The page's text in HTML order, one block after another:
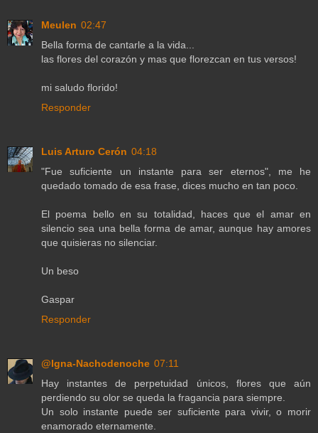
Meulen 02:47
Bella forma de cantarle a la vida...
las flores del corazón y mas que florezcan en tus versos!
mi saludo florido!
Responder
Luis Arturo Cerón 04:18
"Fue suficiente un instante para ser eternos", me he
quedado tomado de esa frase, dices mucho en tan poco.
El poema bello en su totalidad, haces que el amar en
silencio sea una bella forma de amar, aunque hay amores
que quisieras no silenciar.
Un beso
Gaspar
Responder
@Igna-Nachodenoche 07:11
Hay instantes de perpetuidad únicos, flores que aún
perdiendo su olor se queda la fragancia para siempre.
Un solo instante puede ser suficiente para vivir, o morir
enamorado eternamente.